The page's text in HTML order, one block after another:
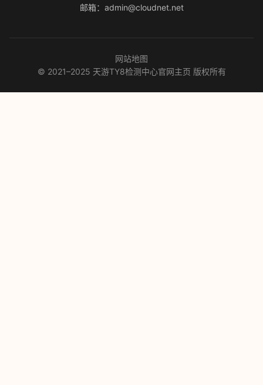
邮箱：admin@cloudnet.net
网站地图
© 2021–2025 天游TY8检测中心官网主页 版权所有